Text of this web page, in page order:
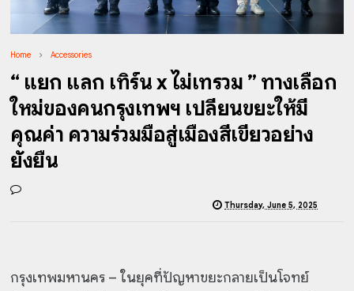
Home Accessories
“ แยก แลก เทิร์น x ไม่เทรวม ” ทางเลือก
ใหม่ของคนกรุงเทพฯ เปลี่ยนขยะให้มี
คุณค่า ความร่วมมือสู่เมืองสีเขียวอย่าง
ยั่งยืน
Thursday, June 5, 2025
กรุงเทพมหานคร – ในยุคที่ปัญหาขยะกลายเป็นโจทย์